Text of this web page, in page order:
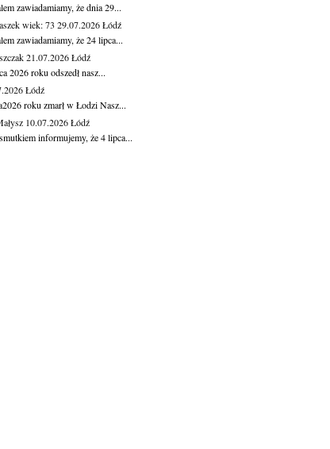
zawiadamiamy, że dnia 29...
wiek: 73 29.07.2026Łódź
zawiadamiamy, że 24 lipca...
21.07.2026Łódź
2026 roku odszedł nasz...
Łódź
roku zmarł w Łodzi Nasz...
10.07.2026Łódź
informujemy, że 4 lipca...